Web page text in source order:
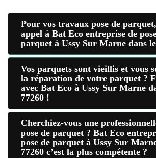
Pour vos travaux pose de
appel à Bat Eco entreprise de
parquet à Ussy Sur Marne dans
Vos parquets sont vieillis et vous
la réparation de votre parquet ?
avec Bat Eco à Ussy Sur Marne
77260 !
Cherchiez-vous une
pose de parquet ? Bat Eco
pose de parquet à Ussy Sur
77260 c’est la plus compétente ?